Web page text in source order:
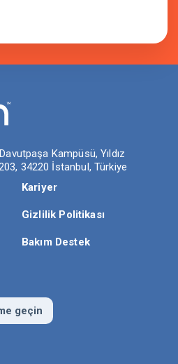
Kampüsü, Yıldız
34220 İstanbul, Türkiye
Kariyer
Gizlilik Politikası
Bakım Destek
geçin